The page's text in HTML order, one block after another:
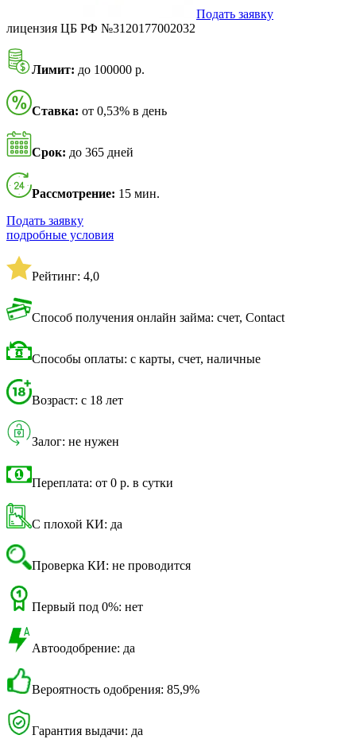
Подать заявку
лицензия ЦБ РФ №3120177002032
Лимит: до 100000 р.
Ставка: от 0,53% в день
Срок: до 365 дней
Рассмотрение: 15 мин.
Подать заявку
подробные условия
Рейтинг: 4,0
Способ получения онлайн займа: счет, Contact
Способы оплаты: с карты, счет, наличные
Возраст: с 18 лет
Залог: не нужен
Переплата: от 0 р. в сутки
С плохой КИ: да
Проверка КИ: не проводится
Первый под 0%: нет
Автоодобрение: да
Вероятность одобрения: 85,9%
Гарантия выдачи: да